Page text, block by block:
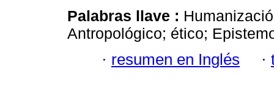
Palabras llave :
Antropológico; ético;
· resumen en Inglés ·